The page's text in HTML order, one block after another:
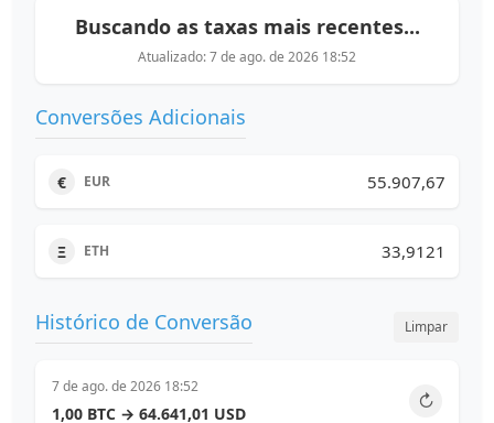
¥ CNY
Rúpia Indiana
R$ Real Brasileiro
Ð Dogecoin
DOGE
DOT
Iene Japonês
Buscando as taxas mais recentes...
Atualizado: 7 de ago. de 2026 18:52
Conversões Adicionais
€ EUR 55.907,67
Ξ ETH 33,9121
Histórico de Conversão Limpar
7 de ago. de 2026 18:52
1,00 BTC → 64.641,01 USD
↻